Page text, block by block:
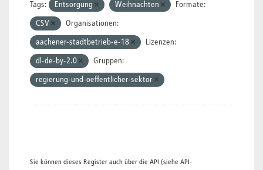
Tags: Entsorgung Weihnachten Formate:
CSV Organisationen:
aachener-stadtbetrieb-e-18 Lizenzen:
dl-de-by-2.0 Gruppen:
regierung-und-oeffentlicher-sektor
Sie können dieses Register auch über die API (siehe API-